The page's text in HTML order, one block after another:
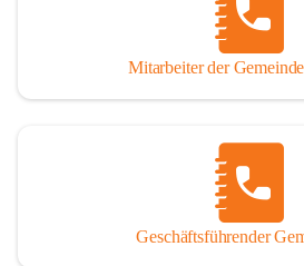
Mitarbeiter der
Geschäftsführender